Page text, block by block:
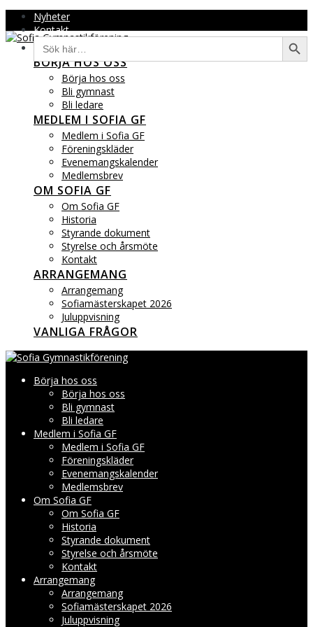
Hoppa
till
innehåll
Nyheter
Kontakt
Sök
efter:
BÖRJA HOS OSS
Börja hos oss
Bli gymnast
Bli ledare
MEDLEM I SOFIA GF
Medlem i Sofia GF
Föreningskläder
Evenemangskalender
Medlemsbrev
OM SOFIA GF
Om Sofia GF
Historia
Styrande dokument
Styrelse och årsmöte
Kontakt
ARRANGEMANG
Arrangemang
Sofiamästerskapet 2026
Juluppvisning
VANLIGA FRÅGOR
Börja hos oss
Börja hos oss
Bli gymnast
Bli ledare
Medlem i Sofia GF
Medlem i Sofia GF
Föreningskläder
Evenemangskalender
Medlemsbrev
Om Sofia GF
Om Sofia GF
Historia
Styrande dokument
Styrelse och årsmöte
Kontakt
Arrangemang
Arrangemang
Sofiamästerskapet 2026
Juluppvisning